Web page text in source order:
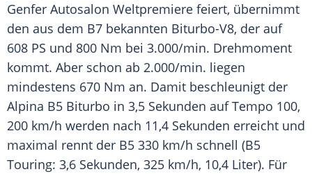
Genfer Autosalon Weltpremiere feiert, übernimmt
den aus dem B7 bekannten Biturbo-V8, der auf
608 PS und 800 Nm bei 3.000/min. Drehmoment
kommt. Aber schon ab 2.000/min. liegen
mindestens 670 Nm an. Damit beschleunigt der
Alpina B5 Biturbo in 3,5 Sekunden auf Tempo 100,
200 km/h werden nach 11,4 Sekunden erreicht und
maximal rennt der B5 330 km/h schnell (B5
Touring: 3,6 Sekunden, 325 km/h, 10,4 Liter). Für